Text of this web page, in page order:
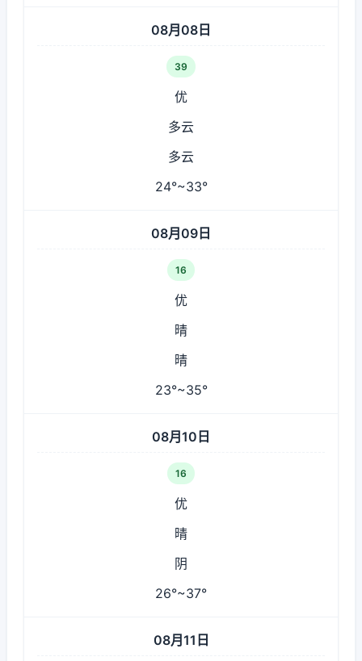
08月08日
39
优
多云
多云
24°~33°
08月09日
16
优
晴
晴
23°~35°
08月10日
16
优
晴
阴
26°~37°
08月11日